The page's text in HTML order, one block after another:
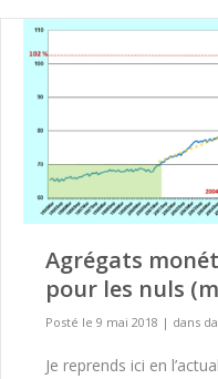
Agrégats
pour les nuls
Posté le 9 mai 2018 | dans
Je reprends ici en